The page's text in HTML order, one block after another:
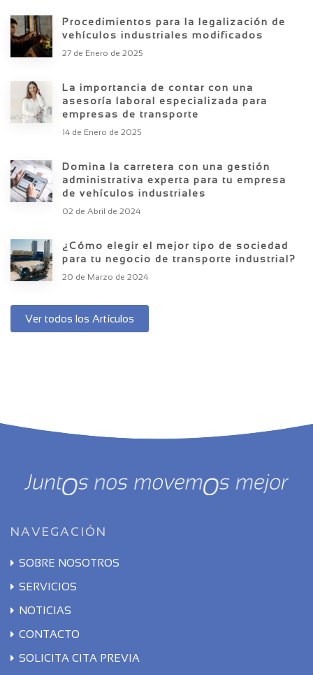
Procedimientos para la legalización de
vehículos industriales modificados
27 de Enero de 2025
La importancia de contar con una
asesoría laboral especializada para
empresas de transporte
14 de Enero de 2025
Domina la carretera con una gestión
administrativa experta para tu empresa
de vehículos industriales
02 de Abril de 2024
¿Cómo elegir el mejor tipo de sociedad
para tu negocio de transporte industrial?
20 de Marzo de 2024
Ver todos los Artículos
NAVEGACIÓN
SOBRE NOSOTROS
SERVICIOS
NOTICIAS
CONTACTO
SOLICITA CITA PREVIA